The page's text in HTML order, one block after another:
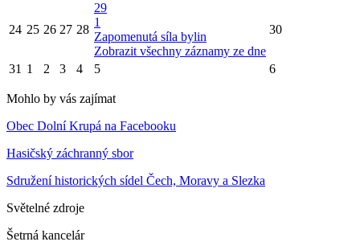
24 25 26 27 28
29
1
Zapomenutá síla bylin
Zobrazit všechny záznamy ze dne
30
31 1 2 3 4 5 6
Mohlo by vás zajímat
Obec Dolní Krupá na Facebooku
Hasičský záchranný sbor
Sdružení historických sídel Čech, Moravy a Slezka
Světelné zdroje
Šetrná kancelár